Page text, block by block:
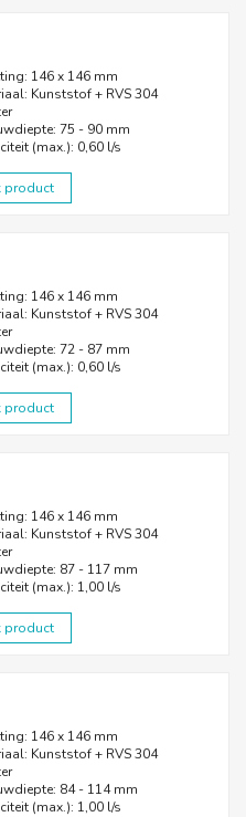
146 x 146 mm
Kunststof + RVS 304
75 - 90 mm
(max.): 0,60 l/s
product
146 x 146 mm
Kunststof + RVS 304
72 - 87 mm
(max.): 0,60 l/s
product
146 x 146 mm
Kunststof + RVS 304
87 - 117 mm
(max.): 1,00 l/s
product
146 x 146 mm
Kunststof + RVS 304
84 - 114 mm
(max.): 1,00 l/s